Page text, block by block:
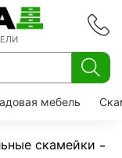
мебель
скамейки